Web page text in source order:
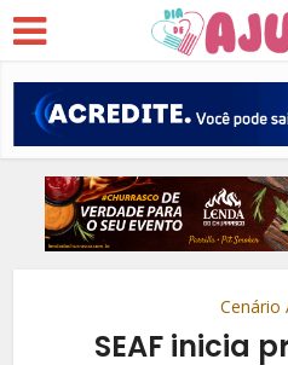
Cenário
SEAF inicia